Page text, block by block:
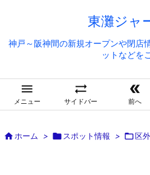
東灘ジャ
神戸～阪神間の新規オープンや閉店
ットなどを

メニュー

サイドバー

前へ
ホーム >  スポット情報 > 区